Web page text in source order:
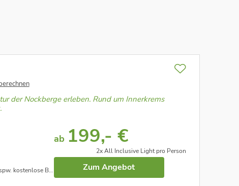
der Nockberge erleben. Rund um Innerkrems
Fahrt mit Öffis uvm. (unter Vorbehalt)
ab 199,- €
2x All Inclusive Light pro Person
Zum Angebot